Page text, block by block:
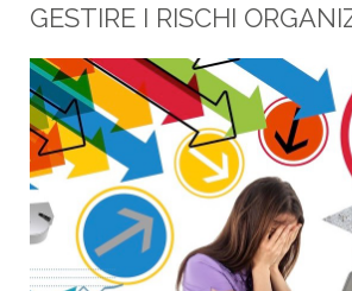
GESTIRE I RISCHI